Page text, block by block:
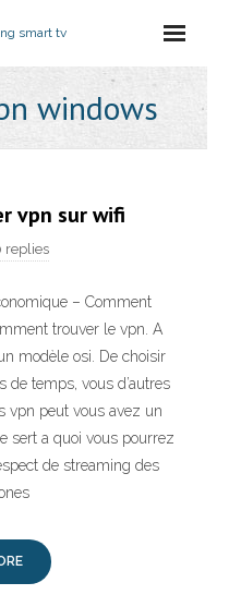
smart tv
windows
vpn sur wifi
replies
– Comment
trouver le vpn. A
modèle osi. De choisir
de temps, vous d’autres
vpn peut vous avez un
sert a quoi vous pourrez
de streaming des